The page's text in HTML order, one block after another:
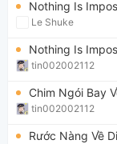
Nothing Is
Le Shuke
Nothing Is
tin002002112
Chim Ngói Bay
tin002002112
Rước Nàng Về